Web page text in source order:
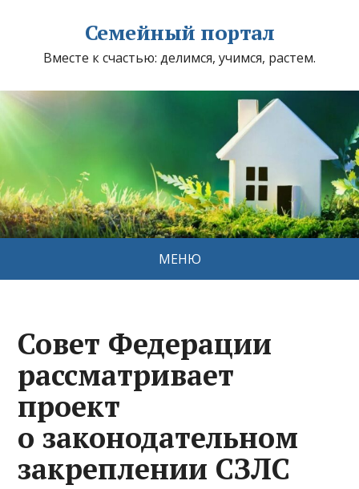
Семейный портал
Вместе к счастью: делимся, учимся, растем.
МЕНЮ
Совет Федерации
рассматривает
проект
о законодательном
закреплении СЗЛС